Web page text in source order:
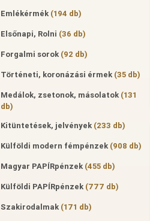
Emlékérmék (194 db)
Elsőnapi, Rolni (36 db)
Forgalmi sorok (92 db)
Történeti, koronázási érmek (35 db)
Medálok, zsetonok, másolatok (131
db)
Kitüntetések, jelvények (233 db)
Külföldi modern fémpénzek (908 db)
Magyar PAPÍRpénzek (455 db)
Külföldi PAPÍRpénzek (777 db)
Szakirodalmak (171 db)